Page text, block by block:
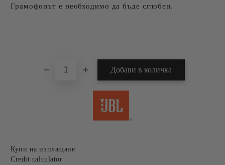
Грамофонът е необходимо да бъде сглобен.
Купи на изплащане
Credit calculator